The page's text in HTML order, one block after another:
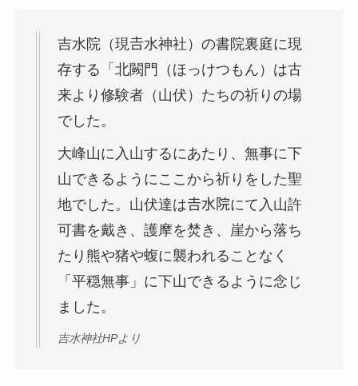
吉水院（現𠮷水神社）の書院裏庭に現
存する「北闕門（ほっけつもん）は古
来より修験者（山伏）たちの祈りの場
でした。
大峰山に入山するにあたり、無事に下
山できるようにここから祈りをした聖
地でした。山伏達は𠮷水院にて入山許
可書を戴き、護摩を焚き、崖から落ち
たり熊や猪や蝮に襲われることなく
「平穏無事」に下山できるように念じ
ました。
吉水神社HPより